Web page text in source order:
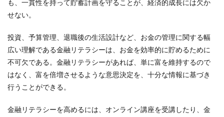
も、一貫性を持って貯蓄計画を守ることが、経済的成長には欠か
せない。
投資、予算管理、退職後の生活設計など、お金の管理に関する幅
広い理解である金融リテラシーは、お金を効率的に貯めるために
不可欠である。金融リテラシーがあれば、単に富を維持するので
はなく、富を倍増させるような意思決定を、十分な情報に基づき
行うことができる。
金融リテラシーを高めるには、オンライン講座を受講したり、金